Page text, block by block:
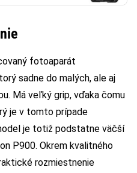
fotoaparát
sadne do malých, ale aj
Má veľký grip, vďaka čomu
je v tomto prípade
je totiž podstatne väčší
P900. Okrem kvalitného
rozmiestnenie